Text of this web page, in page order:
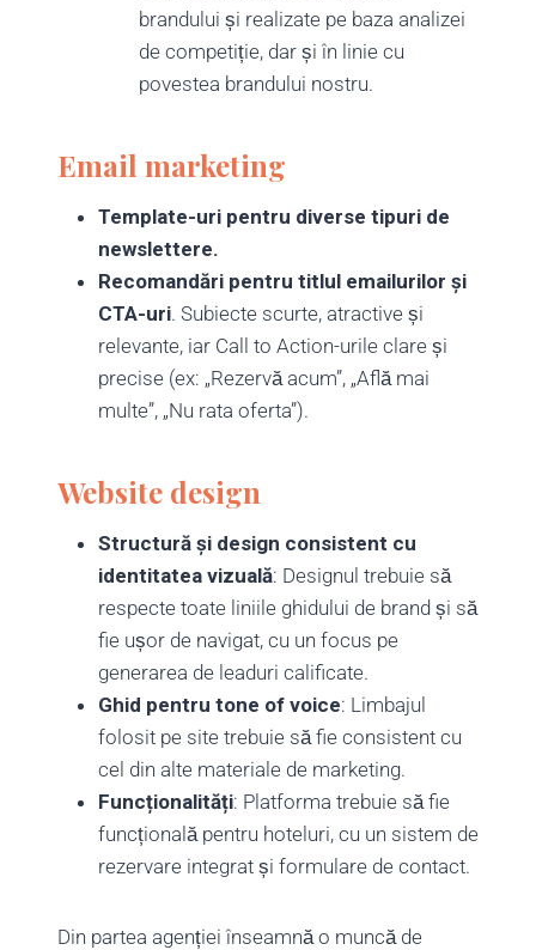
brandului și realizate pe baza analizei
de competiție, dar și în linie cu
povestea brandului nostru.
Email marketing
Template-uri pentru diverse tipuri de
newslettere.
Recomandări pentru titlul emailurilor și
CTA-uri. Subiecte scurte, atractive și
relevante, iar Call to Action-urile clare și
precise (ex: „Rezervă acum”, „Află mai
multe”, „Nu rata oferta”).
Website design
Structură și design consistent cu
identitatea vizuală: Designul trebuie să
respecte toate liniile ghidului de brand și să
fie ușor de navigat, cu un focus pe
generarea de leaduri calificate.
Ghid pentru tone of voice: Limbajul
folosit pe site trebuie să fie consistent cu
cel din alte materiale de marketing.
Funcționalități: Platforma trebuie să fie
funcțională pentru hoteluri, cu un sistem de
rezervare integrat și formulare de contact.
Din partea agenției înseamnă o muncă de